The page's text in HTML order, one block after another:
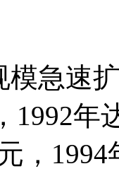
模急速
1992年
，